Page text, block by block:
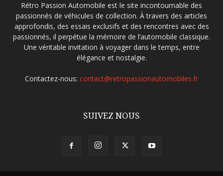
Rétro Passion Automobile est le site incontournable des
passionnés de véhicules de collection. À travers des articles
approfondis, des essais exclusifs et des rencontres avec des
passionnés, il perpétue la mémoire de l’automobile classique.
Une véritable invitation à voyager dans le temps, entre
élégance et nostalgie.
Contactez-nous: contact@retropassionautomobiles.fr
SUIVEZ NOUS